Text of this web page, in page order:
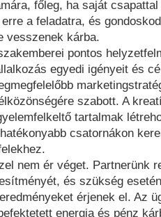
főleg, ha saját
a feladatra, és
vesszenek kárba.
pontos
egyedi igényeit és
szabott. A
tartalmak
csatornákon
nem ér véget. Partnerünk
és szükség
érjenek el. Az
energia és pénz